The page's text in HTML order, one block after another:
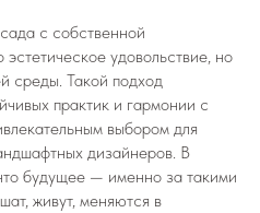
с собственной
удовольствие, но
среды. Такой подход
практик и гармонии с
выбором для
дизайнеров. В
будущее — именно за такими
живут, меняются в